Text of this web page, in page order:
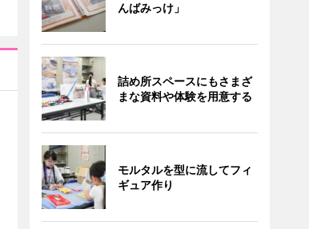
んばみっけ」
詰め所スペースにもさまざ
まな資料や体験を用意する
モルタルを型に流してフィ
ギュア作り